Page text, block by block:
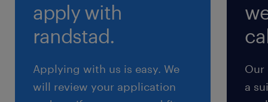
月10時間程度（問合せ窓口は18時まで運営の為、
メンバーが交代で対応）
apply with
randstad.
Applying with us is easy. We
will review your application
Our
a